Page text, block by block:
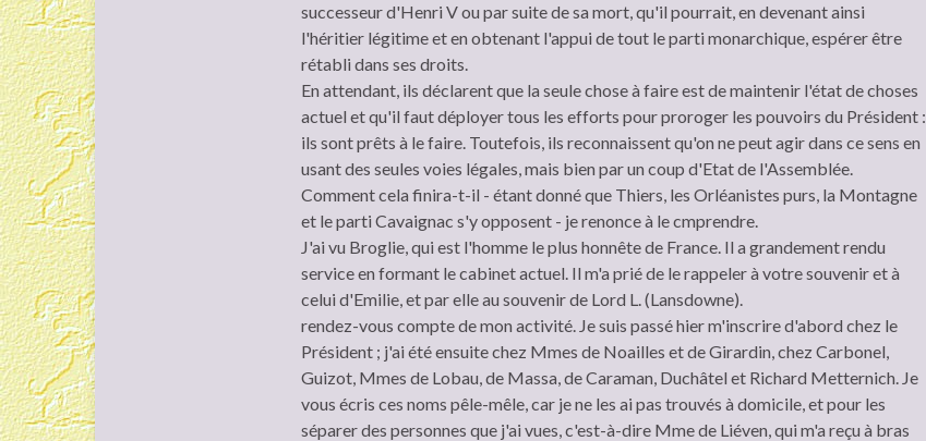
successeur d'Henri V ou par suite de sa mort, qu'il pourrait, en devenant ainsi
l'héritier légitime et en obtenant l'appui de tout le parti monarchique, espérer être
rétabli dans ses droits.
En attendant, ils déclarent que la seule chose à faire est de maintenir l'état de choses
actuel et qu'il faut déployer tous les efforts pour proroger les pouvoirs du Président :
ils sont prêts à le faire. Toutefois, ils reconnaissent qu'on ne peut agir dans ce sens en
usant des seules voies légales, mais bien par un coup d'Etat de l'Assemblée.
Comment cela finira-t-il - étant donné que Thiers, les Orléanistes purs, la Montagne
et le parti Cavaignac s'y opposent - je renonce à le cmprendre.
J'ai vu Broglie, qui est l'homme le plus honnête de France. Il a grandement rendu
service en formant le cabinet actuel. Il m'a prié de le rappeler à votre souvenir et à
celui d'Emilie, et par elle au souvenir de Lord L. (Lansdowne).
rendez-vous compte de mon activité. Je suis passé hier m'inscrire d'abord chez le
Président ; j'ai été ensuite chez Mmes de Noailles et de Girardin, chez Carbonel,
Guizot, Mmes de Lobau, de Massa, de Caraman, Duchâtel et Richard Metternich. Je
vous écris ces noms pêle-mêle, car je ne les ai pas trouvés à domicile, et pour les
séparer des personnes que j'ai vues, c'est-à-dire Mme de Liéven, qui m'a reçu à bras